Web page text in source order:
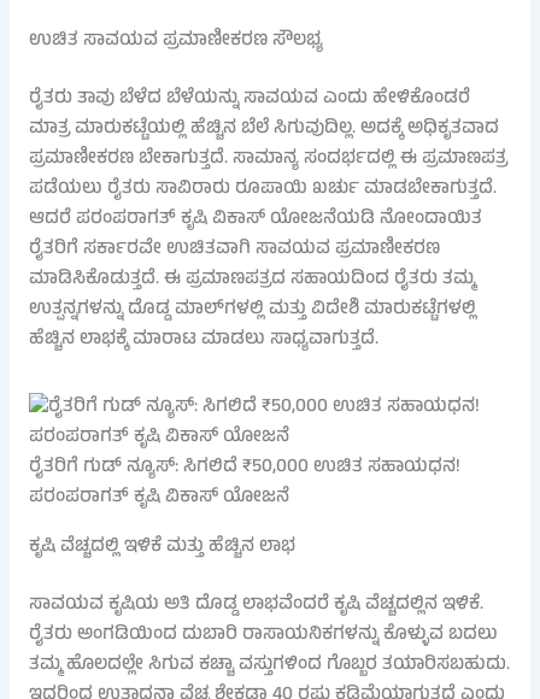
ಉಚಿತ ಸಾವಯವ ಪ್ರಮಾಣೀಕರಣ ಸೌಲಭ್ಯ
ರೈತರು ತಾವು ಬೆಳೆದ ಬೆಳೆಯನ್ನು ಸಾವಯವ ಎಂದು ಹೇಳಿಕೊಂಡರೆ
ಮಾತ್ರ ಮಾರುಕಟ್ಟೆಯಲ್ಲಿ ಹೆಚ್ಚಿನ ಬೆಲೆ ಸಿಗುವುದಿಲ್ಲ. ಅದಕ್ಕೆ ಅಧಿಕೃತವಾದ
ಪ್ರಮಾಣೀಕರಣ ಬೇಕಾಗುತ್ತದೆ. ಸಾಮಾನ್ಯ ಸಂದರ್ಭದಲ್ಲಿ ಈ ಪ್ರಮಾಣಪತ್ರ
ಪಡೆಯಲು ರೈತರು ಸಾವಿರಾರು ರೂಪಾಯಿ ಖರ್ಚು ಮಾಡಬೇಕಾಗುತ್ತದೆ.
ಆದರೆ ಪರಂಪರಾಗತ್ ಕೃಷಿ ವಿಕಾಸ್ ಯೋಜನೆಯಡಿ ನೋಂದಾಯಿತ
ರೈತರಿಗೆ ಸರ್ಕಾರವೇ ಉಚಿತವಾಗಿ ಸಾವಯವ ಪ್ರಮಾಣೀಕರಣ
ಮಾಡಿಸಿಕೊಡುತ್ತದೆ. ಈ ಪ್ರಮಾಣಪತ್ರದ ಸಹಾಯದಿಂದ ರೈತರು ತಮ್ಮ
ಉತ್ಪನ್ನಗಳನ್ನು ದೊಡ್ಡ ಮಾಲ್‌ಗಳಲ್ಲಿ ಮತ್ತು ವಿದೇಶಿ ಮಾರುಕಟ್ಟೆಗಳಲ್ಲಿ
ಹೆಚ್ಚಿನ ಲಾಭಕ್ಕೆ ಮಾರಾಟ ಮಾಡಲು ಸಾಧ್ಯವಾಗುತ್ತದೆ.
ರೈತರಿಗೆ ಗುಡ್ ನ್ಯೂಸ್: ಸಿಗಲಿದೆ ₹50,000 ಉಚಿತ ಸಹಾಯಧನ!
ಪರಂಪರಾಗತ್ ಕೃಷಿ ವಿಕಾಸ್ ಯೋಜನೆ
ಕೃಷಿ ವೆಚ್ಚದಲ್ಲಿ ಇಳಿಕೆ ಮತ್ತು ಹೆಚ್ಚಿನ ಲಾಭ
ಸಾವಯವ ಕೃಷಿಯ ಅತಿ ದೊಡ್ಡ ಲಾಭವೆಂದರೆ ಕೃಷಿ ವೆಚ್ಚದಲ್ಲಿನ ಇಳಿಕೆ.
ರೈತರು ಅಂಗಡಿಯಿಂದ ದುಬಾರಿ ರಾಸಾಯನಿಕಗಳನ್ನು ಕೊಳ್ಳುವ ಬದಲು
ತಮ್ಮ ಹೊಲದಲ್ಲೇ ಸಿಗುವ ಕಚ್ಚಾ ವಸ್ತುಗಳಿಂದ ಗೊಬ್ಬರ ತಯಾರಿಸಬಹುದು.